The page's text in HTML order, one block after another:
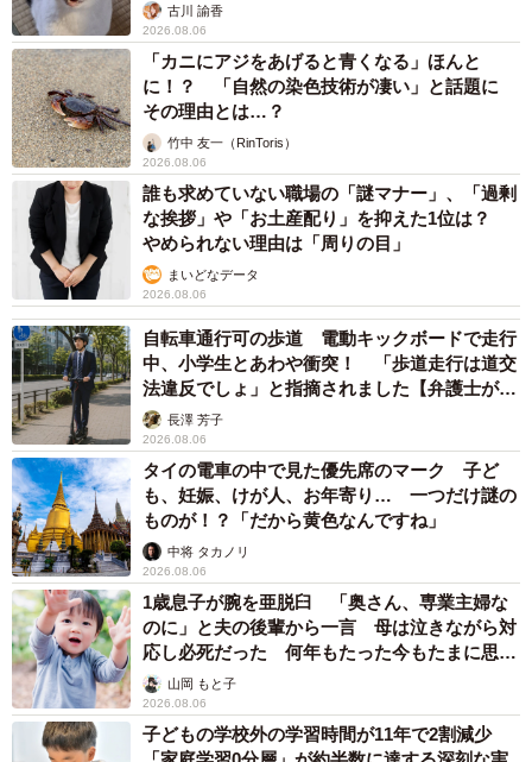
古川 諭香
2026.08.06
「カニにアジをあげると青くなる」ほんと
に！？ 「自然の染色技術が凄い」と話題に
その理由とは…？
竹中 友一（RinToris）
2026.08.06
誰も求めていない職場の「謎マナー」、「過剰
な挨拶」や「お土産配り」を抑えた1位は？
やめられない理由は「周りの目」
まいどなデータ
2026.08.06
自転車通行可の歩道 電動キックボードで走行
中、小学生とあわや衝突！ 「歩道走行は道交
法違反でしょ」と指摘されました【弁護士が解
説】長澤 芳子
2026.08.06
タイの電車の中で見た優先席のマーク 子ど
も、妊娠、けが人、お年寄り… 一つだけ謎の
ものが！？「だから黄色なんですね」
中将 タカノリ
2026.08.06
1歳息子が腕を亜脱臼 「奥さん、専業主婦な
のに」と夫の後輩から一言 母は泣きながら対
応し必死だった 何年もたった今もたまに思い
出し…山岡 もと子
2026.08.06
子どもの学校外の学習時間が11年で2割減少